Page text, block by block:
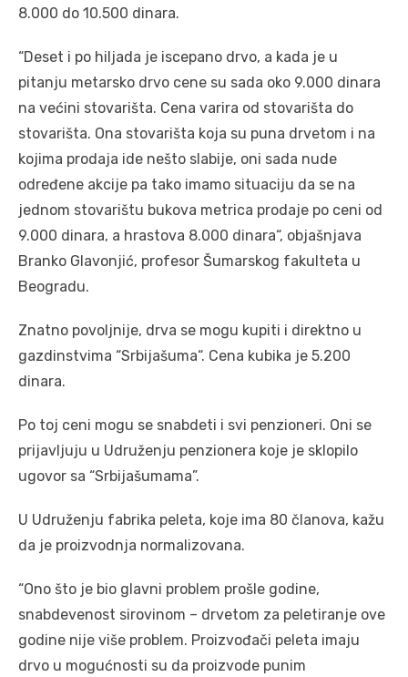
8.000 do 10.500 dinara.
“Deset i po hiljada je iscepano drvo, a kada je u
pitanju metarsko drvo cene su sada oko 9.000 dinara
na većini stovarišta. Cena varira od stovarišta do
stovarišta. Ona stovarišta koja su puna drvetom i na
kojima prodaja ide nešto slabije, oni sada nude
određene akcije pa tako imamo situaciju da se na
jednom stovarištu bukova metrica prodaje po ceni od
9.000 dinara, a hrastova 8.000 dinara“, objašnjava
Branko Glavonjić, profesor Šumarskog fakulteta u
Beogradu.
Znatno povoljnije, drva se mogu kupiti i direktno u
gazdinstvima “Srbijašuma“. Cena kubika je 5.200
dinara.
Po toj ceni mogu se snabdeti i svi penzioneri. Oni se
prijavljuju u Udruženju penzionera koje je sklopilo
ugovor sa “Srbijašumama”.
U Udruženju fabrika peleta, koje ima 80 članova, kažu
da je proizvodnja normalizovana.
“Ono što je bio glavni problem prošle godine,
snabdevenost sirovinom – drvetom za peletiranje ove
godine nije više problem. Proizvođači peleta imaju
drvo u mogućnosti su da proizvode punim